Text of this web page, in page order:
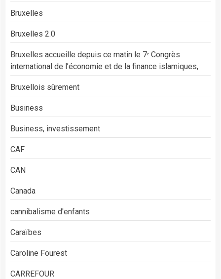
Bruxelles
Bruxelles 2.0
Bruxelles accueille depuis ce matin le 7ᵉ Congrès
international de l’économie et de la finance islamiques,
Bruxellois sûrement
Business
Business, investissement
CAF
CAN
Canada
cannibalisme d'enfants
Caraïbes
Caroline Fourest
CARREFOUR